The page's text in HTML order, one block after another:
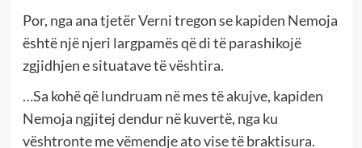
Por, nga ana tjetër Verni tregon se kapiden Nemoja
është një njeri largpamës që di të parashikojë
zgjidhjen e situatave të vështira.
…Sa kohë që lundruam në mes të akujve, kapiden
Nemoja ngjitej dendur në kuvertë, nga ku
vështronte me vëmendje ato vise të braktisura.